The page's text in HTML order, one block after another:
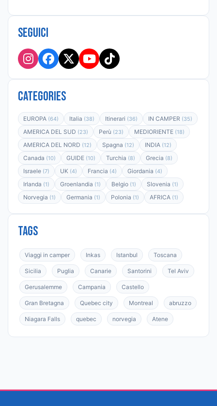
Seguici
Categories
EUROPA (64) Italia (38) Itinerari (36) IN CAMPER (35)
AMERICA DEL SUD (23) Perù (23) MEDIORIENTE (18)
AMERICA DEL NORD (12) Spagna (12) INDIA (12)
Canada (10) GUIDE (10) Turchia (8) Grecia (8)
Israele (7) UK (4) Francia (4) Giordania (4)
Irlanda (1) Groenlandia (1) Belgio (1) Slovenia (1)
Norvegia (1) Germania (1) Polonia (1) AFRICA (1)
Tags
Viaggi in camper Inkas Istanbul Toscana
Sicilia Puglia Canarie Santorini Tel Aviv
Gerusalemme Campania Castello
Gran Bretagna Quebec city Montreal abruzzo
Niagara Falls quebec norvegia Atene